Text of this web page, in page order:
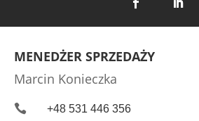
MENEDŻER SPRZEDAŻY
Marcin Konieczka
 +48 531 446 356